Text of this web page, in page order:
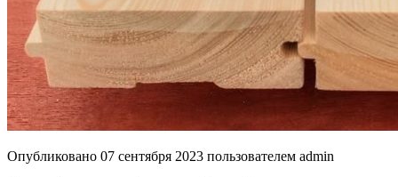
Опубликовано 07 сентября 2023 пользователем admin